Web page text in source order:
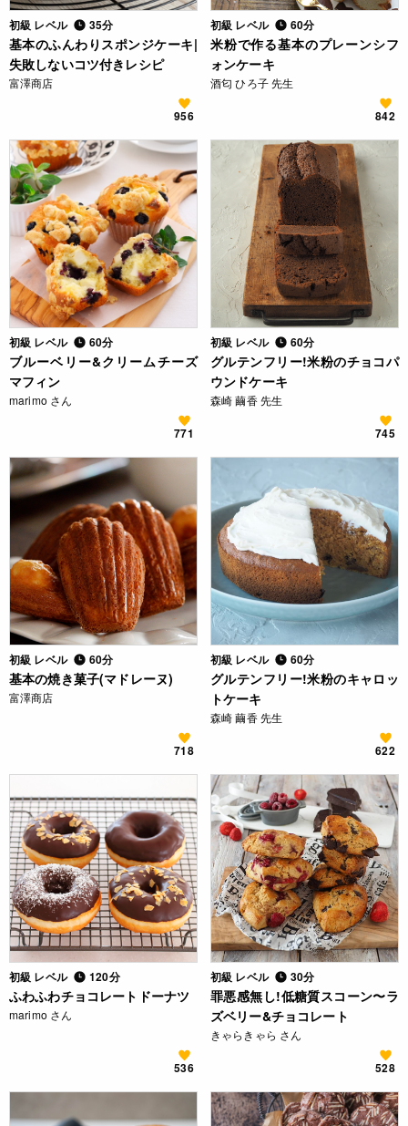
初級 レベル 35分
基本のふんわりスポンジケーキ|
失敗しないコツ付きレシピ
富澤商店
956
初級 レベル 60分
米粉で作る基本のプレーンシフ
ォンケーキ
酒匂 ひろ子 先生
842
初級 レベル 60分
ブルーベリー&クリームチーズ
マフィン
marimo さん
771
初級 レベル 60分
グルテンフリー!米粉のチョコパ
ウンドケーキ
森崎 繭香 先生
745
初級 レベル 60分
基本の焼き菓子(マドレーヌ)
富澤商店
718
初級 レベル 60分
グルテンフリー!米粉のキャロッ
トケーキ
森崎 繭香 先生
622
初級 レベル 120分
ふわふわチョコレートドーナツ
marimo さん
536
初級 レベル 30分
罪悪感無し!低糖質スコーン〜ラ
ズベリー&チョコレート
きゃらきゃら さん
528